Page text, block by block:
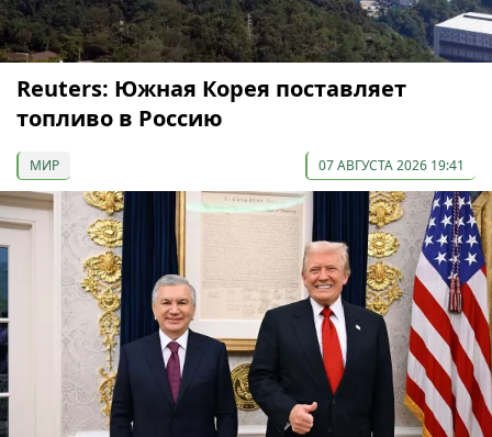
Reuters: Южная Корея поставляет
топливо в Россию
МИР 07 АВГУСТА 2026 19:41